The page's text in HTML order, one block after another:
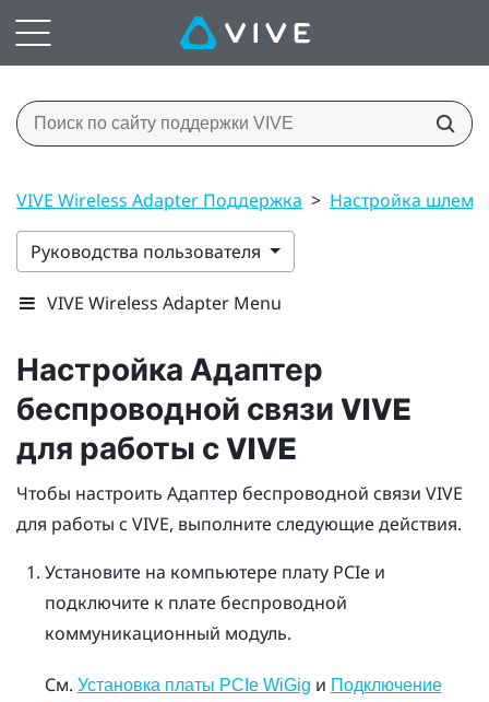
VIVE Wireless Adapter Поддержка > Настройка шлема
Руководства пользователя
VIVE Wireless Adapter Menu
Настройка Адаптер
беспроводной связи VIVE
для работы сVIVE
Чтобы настроить Адаптер беспроводной связи VIVE
для работы с VIVE, выполните следующие действия.
Установите на компьютере плату PCIe и
подключите к плате беспроводной
коммуникационный модуль.
См. Установка платы PCIe WiGig и Подключение